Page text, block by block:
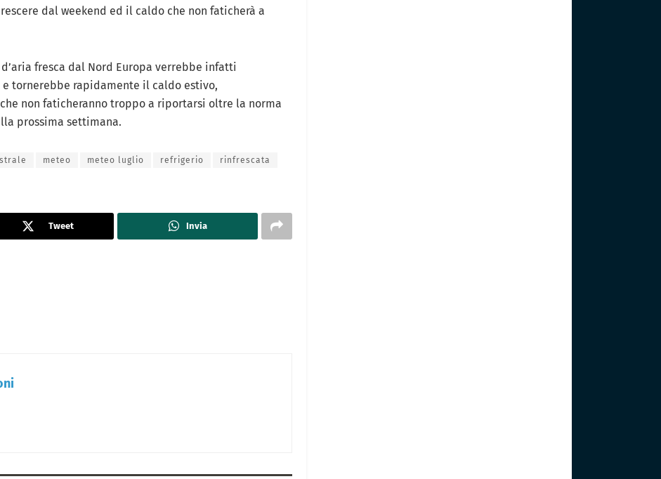
dal weekend ed il caldo che non faticherà a
fresca dal Nord Europa verrebbe infatti
tornerebbe rapidamente il caldo estivo,
non faticheranno troppo a riportarsi oltre la norma
prossima settimana.
meteo meteo luglio refrigerio rinfrescata
Tweet Invia